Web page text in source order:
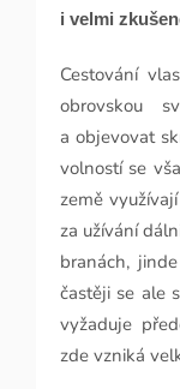
i velmi
Cestování
obrovskou
a objevovat
volností se
země
za užívání
branách,
častěji se ale
vyžaduje
zde vzniká